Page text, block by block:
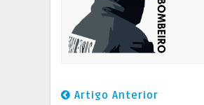
Artigo Anterior